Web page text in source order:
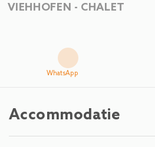
VIEHHOFEN - CHALET
WhatsApp
Accommodatie